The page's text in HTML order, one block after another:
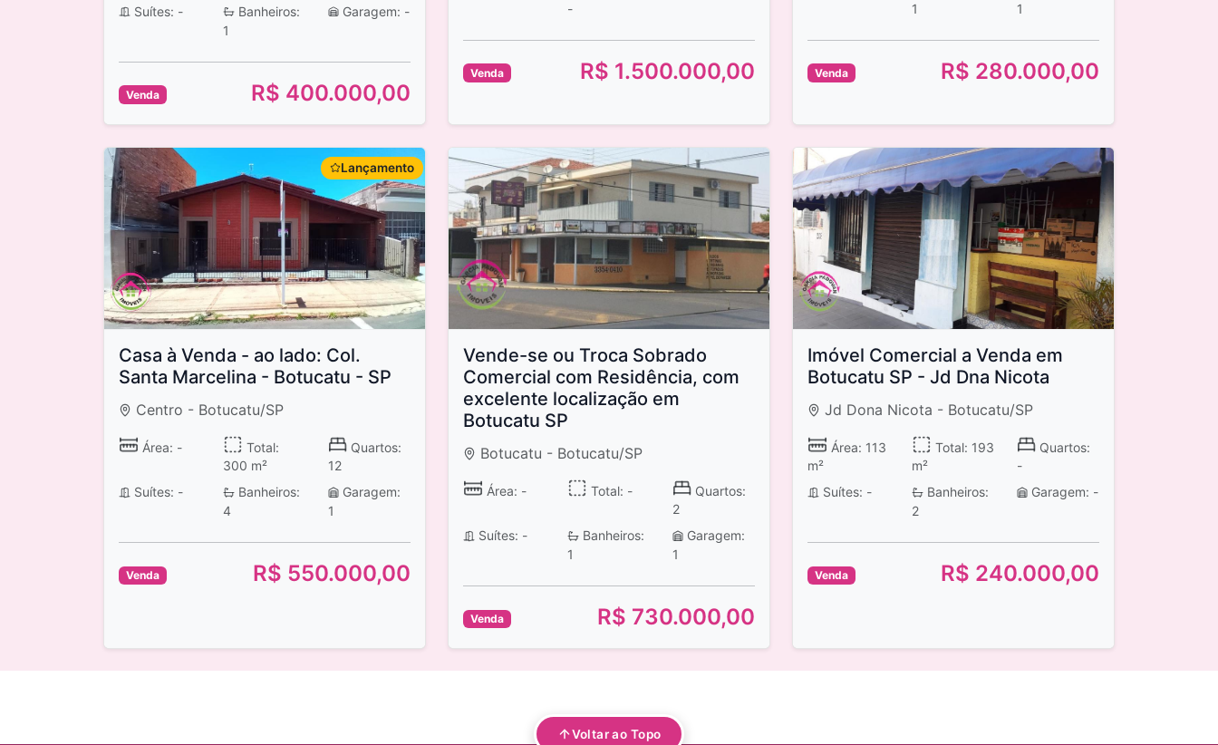
Suítes: -
Banheiros:
1
Garagem: -
Venda R$ 400.000,00
-
Venda R$ 1.500.000,00
1
1
Venda R$ 280.000,00
Lançamento
Casa à Venda - ao lado: Col.
Santa Marcelina - Botucatu - SP
Centro - Botucatu/SP
Área: -
Total:
300 m²
Quartos:
12
Suítes: -
Banheiros:
4
Garagem:
1
Venda R$ 550.000,00
Vende-se ou Troca Sobrado
Comercial com Residência, com
excelente localização em
Botucatu SP
Botucatu - Botucatu/SP
Área: - Total: -
Quartos:
2
Suítes: -
Banheiros:
1
Garagem:
1
Venda R$ 730.000,00
Imóvel Comercial a Venda em
Botucatu SP - Jd Dna Nicota
Jd Dona Nicota - Botucatu/SP
Área: 113
m²
Total: 193
m²
Quartos:
-
Suítes: -
Banheiros:
2
Garagem: -
Venda R$ 240.000,00
Voltar ao Topo